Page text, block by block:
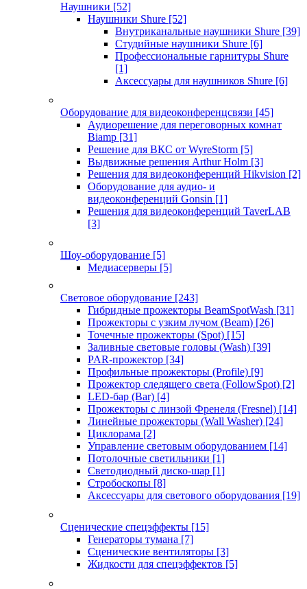
Наушники [52]
Наушники Shure [52]
Внутриканальные наушники Shure [39]
Студийные наушники Shure [6]
Профессиональные гарнитуры Shure
[1]
Аксессуары для наушников Shure [6]
Оборудование для видеоконференцсвязи [45]
Аудиорешение для переговорных комнат
Biamp [31]
Решение для ВКС от WyreStorm [5]
Выдвижные решения Arthur Holm [3]
Решения для видеоконференций Hikvision [2]
Оборудование для аудио- и
видеоконференций Gonsin [1]
Решения для видеоконференций TaverLAB
[3]
Шоу-оборудование [5]
Медиасерверы [5]
Световое оборудование [243]
Гибридные прожекторы BeamSpotWash [31]
Прожекторы с узким лучом (Beam) [26]
Точечные прожекторы (Spot) [15]
Заливные световые головы (Wash) [39]
PAR-прожектор [34]
Профильные прожекторы (Profile) [9]
Прожектор следящего света (FollowSpot) [2]
LED-бар (Bar) [4]
Прожекторы с линзой Френеля (Fresnel) [14]
Линейные прожекторы (Wall Washer) [24]
Циклорама [2]
Управление световым оборудованием [14]
Потолочные светильники [1]
Светодиодный диско-шар [1]
Стробоскопы [8]
Аксессуары для светового оборудования [19]
Сценические спецэффекты [15]
Генераторы тумана [7]
Сценические вентиляторы [3]
Жидкости для спецэффектов [5]